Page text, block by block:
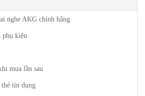
nghe AKG chính hãng
phụ kiện
mua lần sau
tín dụng